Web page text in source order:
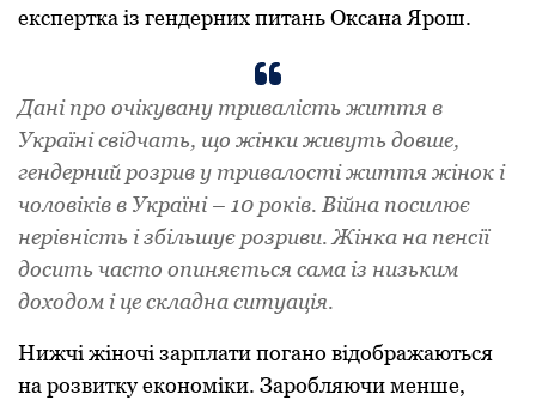
експертка із гендерних питань Оксана Ярош.
Дані про очікувану тривалість життя в
Україні свідчать, що жінки живуть довше,
гендерний розрив у тривалості життя жінок і
чоловіків в Україні – 10 років. Війна посилює
нерівність і збільшує розриви. Жінка на пенсії
досить часто опиняється сама із низьким
доходом і це складна ситуація.
Нижчі жіночі зарплати погано відображаються
на розвитку економіки. Заробляючи менше,